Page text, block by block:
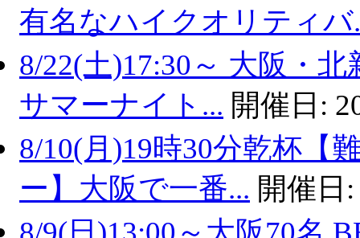
有名なハイクオリティバ
8/22(土)17:30～ 大阪・
サマーナイト... 開催日:
8/10(月)19時30分乾杯【
ー】大阪で一番... 開催日